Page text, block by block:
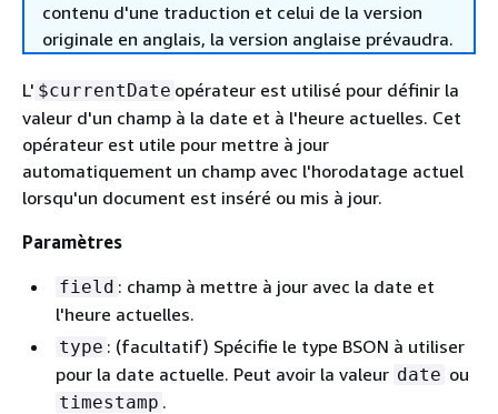
contenu d'une traduction et celui de la version
originale en anglais, la version anglaise prévaudra.
L' $currentDate opérateur est utilisé pour définir la
valeur d'un champ à la date et à l'heure actuelles. Cet
opérateur est utile pour mettre à jour
automatiquement un champ avec l'horodatage actuel
lorsqu'un document est inséré ou mis à jour.
Paramètres
field : champ à mettre à jour avec la date et
l'heure actuelles.
type : (facultatif) Spécifie le type BSON à utiliser
pour la date actuelle. Peut avoir la valeur date ou
timestamp .